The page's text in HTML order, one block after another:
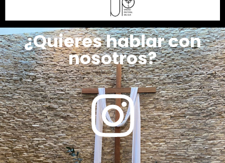
¿Quieres hablar con
nosotros?